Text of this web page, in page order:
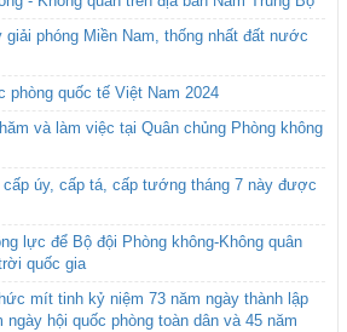
giải phóng Miền Nam, thống nhất đất nước
phòng quốc tế Việt Nam 2024
và làm việc tại Quân chủng Phòng không
úy, cấp tá, cấp tướng tháng 7 này được
lực để Bộ đội Phòng không-Không quân
quốc gia
mít tinh kỷ niệm 73 năm ngày thành lập
hội quốc phòng toàn dân và 45 năm